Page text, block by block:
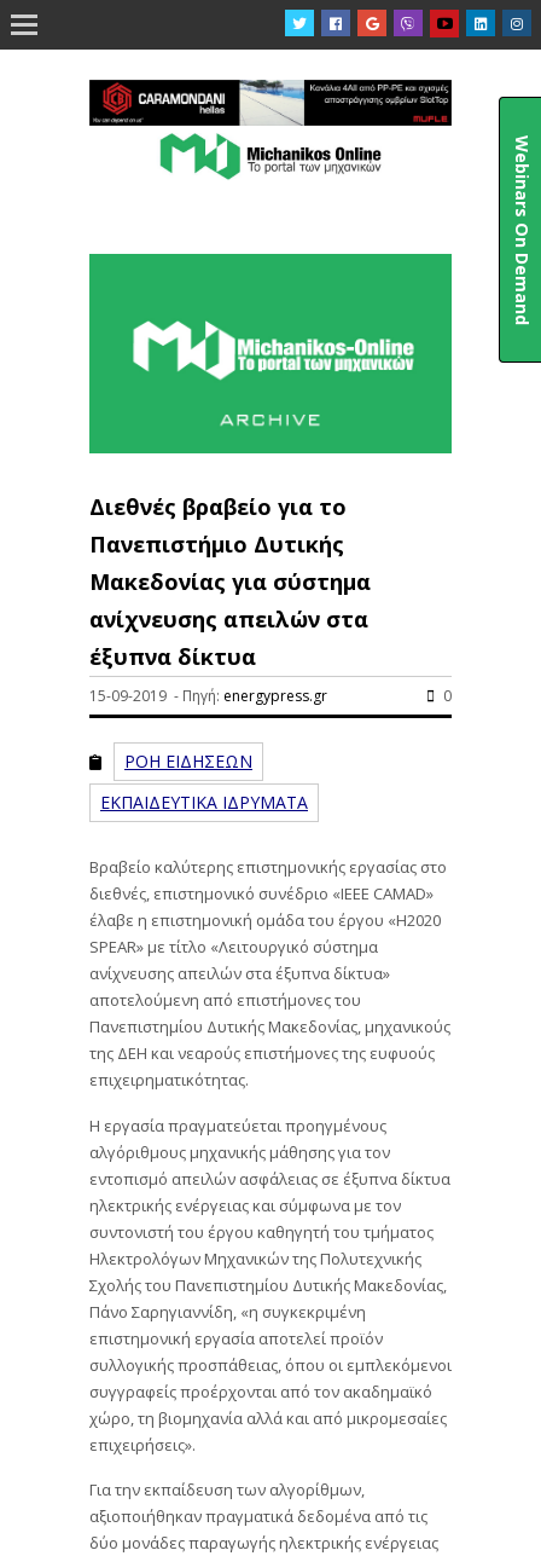

Διεθνές βραβείο για το
Πανεπιστήμιο Δυτικής
Μακεδονίας για σύστημα
ανίχνευσης απειλών στα
έξυπνα δίκτυα
15-09-2019 - Πηγή: energypress.gr 0
ΡΟΗ ΕΙΔΗΣΕΩΝ
ΕΚΠΑΙΔΕΥΤΙΚΑ ΙΔΡΥΜΑΤΑ
Βραβείο καλύτερης επιστημονικής εργασίας στο
διεθνές, επιστημονικό συνέδριο «IEEE CAMAD»
έλαβε η επιστημονική ομάδα του έργου «H2020
SPEAR» με τίτλο «Λειτουργικό σύστημα
ανίχνευσης απειλών στα έξυπνα δίκτυα»
αποτελούμενη από επιστήμονες του
Πανεπιστημίου Δυτικής Μακεδονίας, μηχανικούς
της ΔΕΗ και νεαρούς επιστήμονες της ευφυούς
επιχειρηματικότητας.
Η εργασία πραγματεύεται προηγμένους
αλγόριθμους μηχανικής μάθησης για τον
εντοπισμό απειλών ασφάλειας σε έξυπνα δίκτυα
ηλεκτρικής ενέργειας και σύμφωνα με τον
συντονιστή του έργου καθηγητή του τμήματος
Ηλεκτρολόγων Μηχανικών της Πολυτεχνικής
Σχολής του Πανεπιστημίου Δυτικής Μακεδονίας,
Πάνο Σαρηγιαννίδη, «η συγκεκριμένη
επιστημονική εργασία αποτελεί προϊόν
συλλογικής προσπάθειας, όπου οι εμπλεκόμενοι
συγγραφείς προέρχονται από τον ακαδημαϊκό
χώρο, τη βιομηχανία αλλά και από μικρομεσαίες
επιχειρήσεις».
Για την εκπαίδευση των αλγορίθμων,
αξιοποιήθηκαν πραγματικά δεδομένα από τις
δύο μονάδες παραγωγής ηλεκτρικής ενέργειας
Webinars On Demand